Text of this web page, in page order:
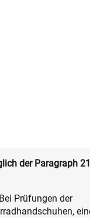
der Paragraph
Prüfungen der